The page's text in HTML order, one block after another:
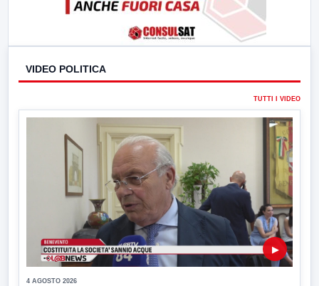
VIDEO POLITICA
TUTTI I VIDEO
▶
4 AGOSTO 2026